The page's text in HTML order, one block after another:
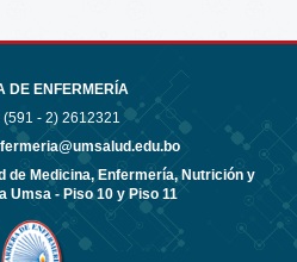
DE ENFERMERÍA
(591 - 2) 2612321
de Medicina, Enfermería, Nutrición y
Umsa - Piso 10 y Piso 11